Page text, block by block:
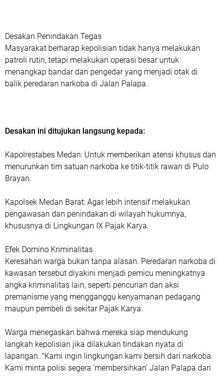
Desakan Penindakan Tegas
Masyarakat berharap kepolisian tidak hanya melakukan
patroli rutin, tetapi melakukan operasi besar untuk
menangkap bandar dan pengedar yang menjadi otak di
balik peredaran narkoba di Jalan Palapa.
Desakan ini ditujukan langsung kepada:
Kapolrestabes Medan: Untuk memberikan atensi khusus dan
menurunkan tim satuan narkoba ke titik-titik rawan di Pulo
Brayan.
Kapolsek Medan Barat: Agar lebih intensif melakukan
pengawasan dan penindakan di wilayah hukumnya,
khususnya di Lingkungan IX Pajak Karya.
Efek Domino Kriminalitas
Keresahan warga bukan tanpa alasan. Peredaran narkoba di
kawasan tersebut diyakini menjadi pemicu meningkatnya
angka kriminalitas lain, seperti pencurian dan aksi
premanisme yang mengganggu kenyamanan pedagang
maupun pembeli di sekitar Pajak Karya.
Warga menegaskan bahwa mereka siap mendukung
langkah kepolisian jika dilakukan tindakan nyata di
lapangan. "Kami ingin lingkungan kami bersih dari narkoba.
Kami minta polisi segera 'membersihkan' Jalan Palapa dari